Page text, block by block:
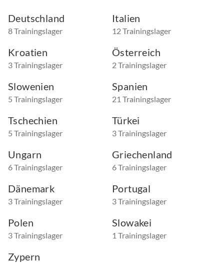
Deutschland
8 Trainingslager
Italien
12 Trainingslager
Kroatien
3 Trainingslager
Österreich
2 Trainingslager
Slowenien
5 Trainingslager
Spanien
21 Trainingslager
Tschechien
5 Trainingslager
Türkei
3 Trainingslager
Ungarn
6 Trainingslager
Griechenland
6 Trainingslager
Dänemark
3 Trainingslager
Portugal
3 Trainingslager
Polen
3 Trainingslager
Slowakei
1 Trainingslager
Zypern